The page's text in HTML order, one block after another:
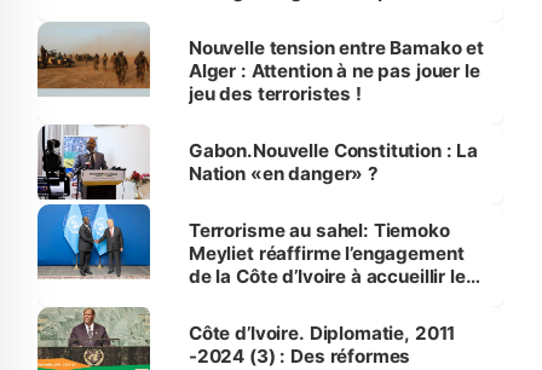
Nouvelle tension entre Bamako et
Alger : Attention à ne pas jouer le
jeu des terroristes !
Gabon.Nouvelle Constitution : La
Nation «en danger» ?
Terrorisme au sahel: Tiemoko
Meyliet réaffirme l’engagement
de la Côte d’Ivoire à accueillir les
Côte d’Ivoire. Diplomatie, 2011
-2024 (3) : Des réformes